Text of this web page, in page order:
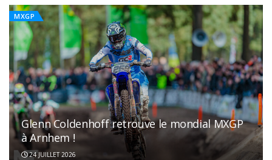
MXGP
Glenn Coldenhoff retrouve le mondial MXGP
à Arnhem !
24 JUILLET 2026